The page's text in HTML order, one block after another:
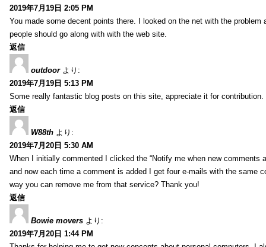
2019年7月19日 2:05 PM
You made some decent points there. I looked on the net with the problem
people should go along with with the web site.
返信
outdoor より:
2019年7月19日 5:13 PM
Some really fantastic blog posts on this site, appreciate it for contribution.
返信
W88th より:
2019年7月20日 5:30 AM
When I initially commented I clicked the “Notify me when new comments
and now each time a comment is added I get four e-mails with the same
way you can remove me from that service? Thank you!
返信
Bowie movers より:
2019年7月20日 1:44 PM